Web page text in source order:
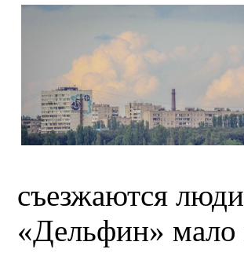
съезжаются
«Дельфин» мало